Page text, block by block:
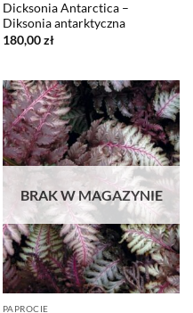
Dicksonia Antarctica –
Diksonia antarktyczna
180,00zł
BRAK W MAGAZYNIE
PAPROCIE